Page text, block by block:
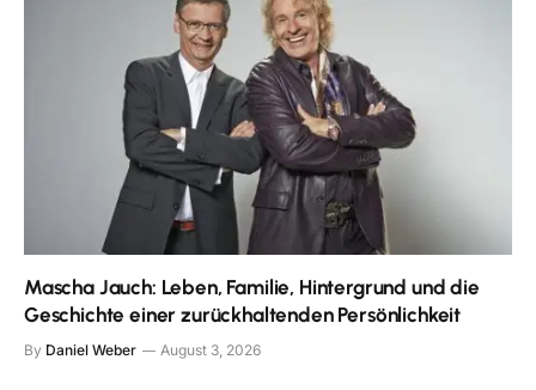
Mascha Jauch: Leben, Familie, Hintergrund und die
Geschichte einer zurückhaltenden Persönlichkeit
By Daniel Weber August 3, 2026